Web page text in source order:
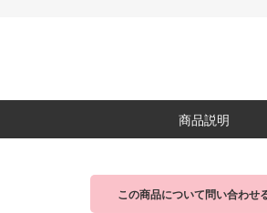
商品説明
この商品について問い合わせ